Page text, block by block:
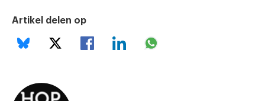
Artikel delen op